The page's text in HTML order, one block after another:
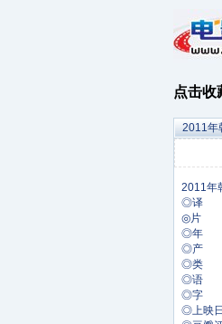
点击收
2011年
◎译 名
◎片
◎年
◎产
◎类
◎语
◎字
◎上映